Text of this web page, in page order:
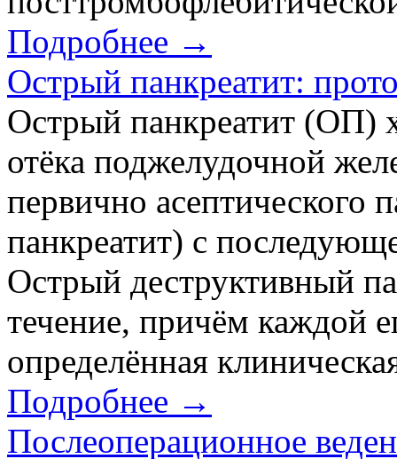
Подробнее →
Острый панкреатит:
Острый панкреатит (ОП)
отёка поджелудочной
первично асептического
панкреатит) с
Острый деструктивный
течение, причём каждой
определённая
Подробнее →
Послеоперационное